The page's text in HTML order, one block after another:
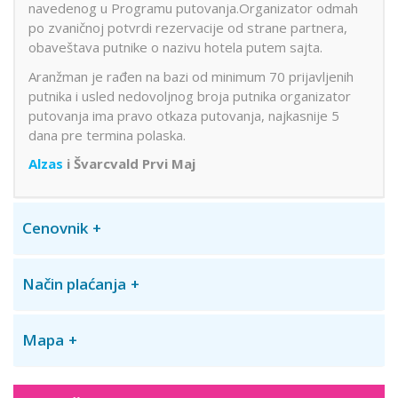
navedenog u Programu putovanja.Organizator odmah
po zvaničnoj potvrdi rezervacije od strane partnera,
obaveštava putnike o nazivu hotela putem sajta.
Aranžman je rađen na bazi od minimum 70 prijavljenih
putnika i usled nedovoljnog broja putnika organizator
putovanja ima pravo otkaza putovanja, najkasnije 5
dana pre termina polaska.
Alzas i Švarcvald Prvi Maj
Cenovnik
Način plaćanja
Mapa